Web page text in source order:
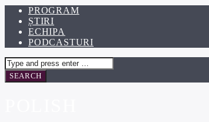
PROGRAM
ȘTIRI
ECHIPA
PODCASTURI